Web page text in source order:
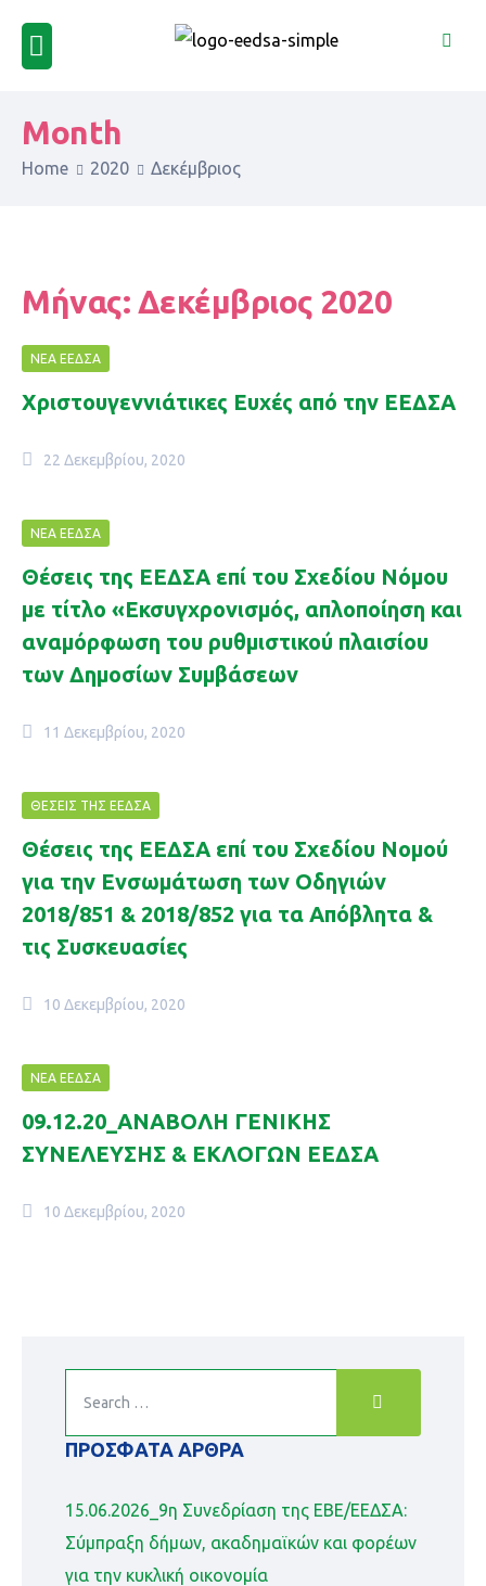
Month
Home 2020 Δεκέμβριος
Μήνας: Δεκέμβριος 2020
ΝΈΑ ΕΕΔΣΑ
Χριστουγεννιάτικες Ευχές από την ΕΕΔΣΑ
22 Δεκεμβρίου, 2020
ΝΈΑ ΕΕΔΣΑ
Θέσεις της ΕΕΔΣΑ επί του Σχεδίου Νόμου
με τίτλο «Εκσυγχρονισμός, απλοποίηση και
αναμόρφωση του ρυθμιστικού πλαισίου
των Δημοσίων Συμβάσεων
11 Δεκεμβρίου, 2020
ΘΈΣΕΙΣ ΤΗΣ ΕΕΔΣΑ
Θέσεις της ΕΕΔΣΑ επί του Σχεδίου Νομού
για την Ενσωμάτωση των Οδηγιών
2018/851 & 2018/852 για τα Απόβλητα &
τις Συσκευασίες
10 Δεκεμβρίου, 2020
ΝΈΑ ΕΕΔΣΑ
09.12.20_ΑΝΑΒΟΛΗ ΓΕΝΙΚΗΣ
ΣΥΝΕΛΕΥΣΗΣ & ΕΚΛΟΓΩΝ ΕΕΔΣΑ
10 Δεκεμβρίου, 2020
ΠΡΌΣΦΑΤΑ ΆΡΘΡΑ
15.06.2026_9η Συνεδρίαση της ΕΒΕ/ΕΕΔΣΑ:
Σύμπραξη δήμων, ακαδημαϊκών και φορέων
για την κυκλική οικονομία